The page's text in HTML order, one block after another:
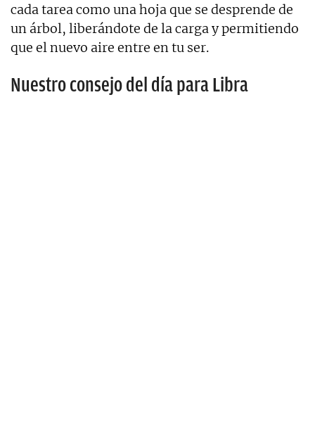
cada tarea como una hoja que se desprende de
un árbol, liberándote de la carga y permitiendo
que el nuevo aire entre en tu ser.
Nuestro consejo del día para Libra